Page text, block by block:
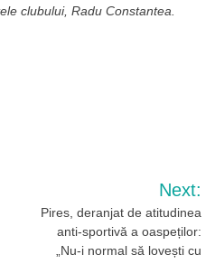
clubului, Radu Constantea.
Next:
Pires, deranjat de atitudinea
anti-sportivă a oaspeților:
„Nu-i normal să lovești cu